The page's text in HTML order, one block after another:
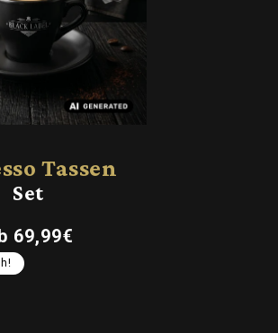
Tassen
Set
69,99€